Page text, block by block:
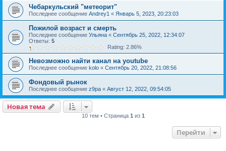
Чебаркульский "метеорит"
Последнее сообщение Andrey1 « Январь 5, 2023, 20:23:03
Пожилой возраст и смерть
Последнее сообщение Ульяна « Сентябрь 25, 2022, 12:34:07
Ответы: 5
Rating: 2.86%
Невозможно найти канал на youtube
Последнее сообщение kolo « Сентябрь 20, 2022, 21:08:56
Фондовый рынок
Последнее сообщение z9pa « Август 12, 2022, 09:54:05
Новая тема
10 тем • Страница 1 из 1
Перейти